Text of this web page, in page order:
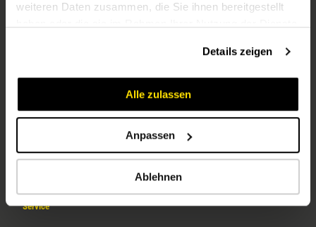
weiteren Daten zusammen, die Sie ihnen bereitgestellt
Details zeigen
Alle zulassen
Anpassen
Ablehnen
Unternehmen
Karriere
Service